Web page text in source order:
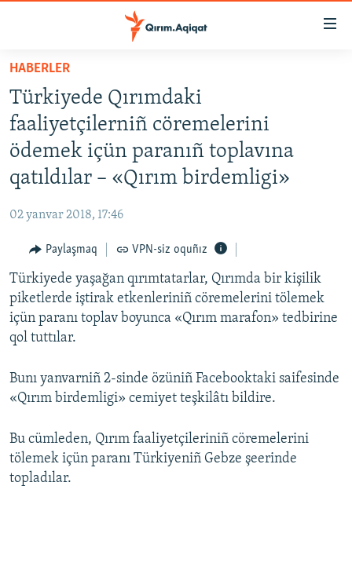
Esas
qaytmaq
Baş
navigatsiyağa
qaytmaq
Qıdıruvğa
HABERLER
SİYASET
İQTİSADİYAT
CEMİYET
İNSAN AQLARI
VİDEO
SÜRET
BLOGLAR
FİKİR
Русский
Українською
QOŞULIÑIZ!
HABERLER
Türkiyede Qırımdaki
faaliyetçilerniñ cöremelerini
ödemek içün paranıñ toplavına
qatıldılar – «Qırım birdemligi»
02 yanvar 2018, 17:46
Paylaşmaq VPN-siz oquñız
Türkiyede yaşağan qırımtatarlar, Qırımda bir kişilik
piketlerde iştirak etkenleriniñ cöremelerini tölemek
içün paranı toplav boyunca «Qırım marafon» tedbirine
qol tuttılar.
Bunı yanvarniñ 2-sinde özüniñ Facebooktaki saifesinde
«Qırım birdemligi» cemiyet teşkilâtı bildire.
Bu cümleden, Qırım faaliyetçileriniñ cöremelerini
tölemek içün paranı Türkiyeniñ Gebze şeerinde
topladılar.